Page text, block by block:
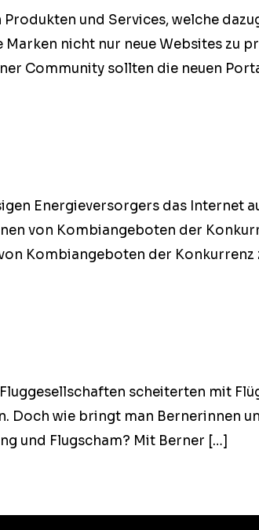
und Ser­vices, welche
Marken nicht nur neue Web­sites
Com­mu­ni­ty soll­ten die neuen
Energiev­er­sorg­ers das Inter­net
von Kom­biange­boten der
Kom­biange­boten der Konkur­renz
scheit­erten mit
Doch wie bringt man
und Flugscham? Mit Berner […]